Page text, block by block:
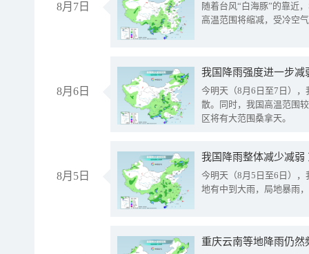
8月7日
随着台风“白海豚”的靠近
高温范围将缩减，受冷空
8月6日
今明天（8月6日至7日）
散。同时，我国高温范围
区将有大范围桑拿天。
8月5日
我国降雨整体减少减弱
今明天（8月5日至6日）
地有中到大雨，局地暴雨
重庆云南等地降雨仍然